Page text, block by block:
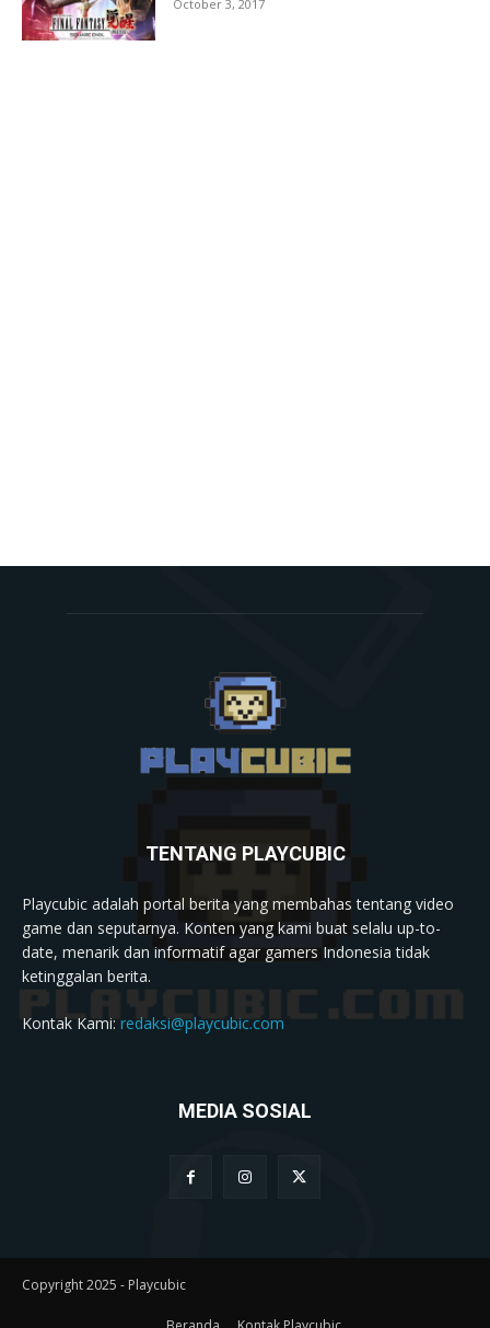
October 3, 2017
TENTANG PLAYCUBIC
Playcubic adalah portal berita yang membahas tentang video
game dan seputarnya. Konten yang kami buat selalu up-to-
date, menarik dan informatif agar gamers Indonesia tidak
ketinggalan berita.
Kontak Kami:redaksi@playcubic.com
MEDIA SOSIAL
Copyright 2025 - Playcubic